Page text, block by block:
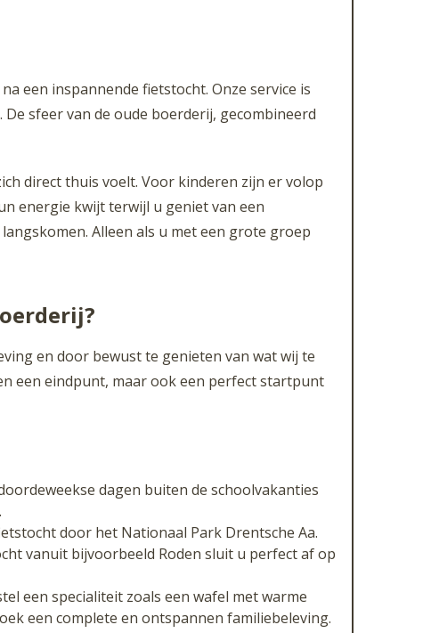
een inspannende fietstocht. Onze service is
sfeer van de oude boerderij, gecombineerd
direct thuis voelt. Voor kinderen zijn er volop
energie kwijt terwijl u geniet van een
Alleen als u met een grote groep
en door bewust te genieten van wat wij te
een eindpunt, maar ook een perfect startpunt
dagen buiten de schoolvakanties
door het Nationaal Park Drentsche Aa.
vanuit bijvoorbeeld Roden sluit u perfect af op
een specialiteit zoals een wafel met warme
een complete en ontspannen familiebeleving.